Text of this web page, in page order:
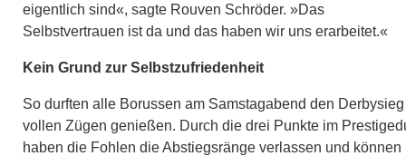
eigentlich sind«, sagte Rouven Schröder. »Das
Selbstvertrauen ist da und das haben wir uns erarbeitet.«
Kein Grund zur Selbstzufriedenheit
So durften alle Borussen am Samstagabend den
vollen Zügen genießen. Durch die drei Punkte im
haben die Fohlen die Abstiegsränge verlassen und können